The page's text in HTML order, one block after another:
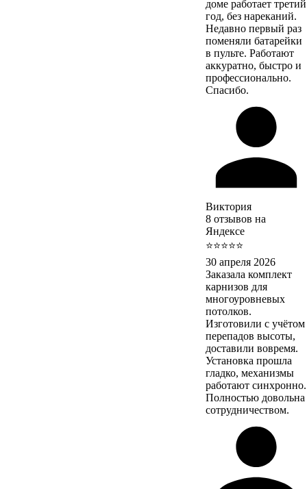
доме работает третий
год, без нареканий.
Недавно первый раз
поменяли батарейки
в пульте. Работают
аккуратно, быстро и
профессионально.
Спасибо.
Виктория
8 отзывов на
Яндексе
⭐⭐⭐⭐⭐
30 апреля 2026
Заказала комплект
карнизов для
многоуровневых
потолков.
Изготовили с учётом
перепадов высоты,
доставили вовремя.
Установка прошла
гладко, механизмы
работают синхронно.
Полностью довольна
сотрудничеством.